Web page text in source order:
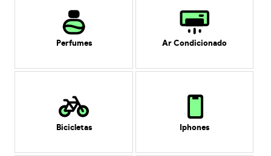
Perfumes Ar Condicionado
Bicicletas Iphones